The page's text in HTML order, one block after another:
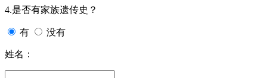
4.是否有家族遗传史？
有 没有
姓名：